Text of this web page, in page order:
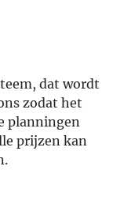
dat wordt
zodat het
planningen
prijzen kan